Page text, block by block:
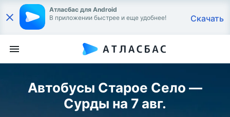
Атласбас для Android
В приложении быстрее и еще удобнее!
Скачать
Автобусы Старое Село —
Сурды на 7 авг.